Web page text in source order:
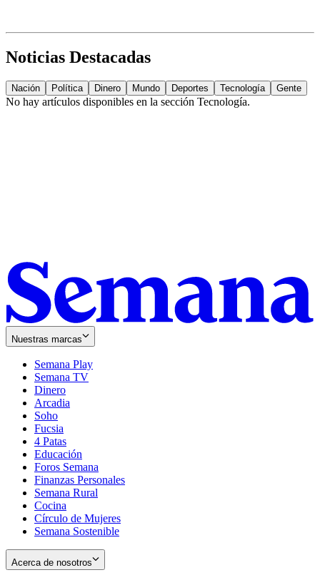
Noticias Destacadas
Nación Política Dinero Mundo Deportes Tecnología Gente
No hay artículos disponibles en la sección Tecnología.
Nuestras marcas
Semana Play
Semana TV
Dinero
Arcadia
Soho
in
new
window
Fucsia
in
new
window
4 Patas
Educación
Foros Semana
Finanzas Personales
Semana Rural
Cocina
Círculo de Mujeres
Semana Sostenible
Acerca de nosotros